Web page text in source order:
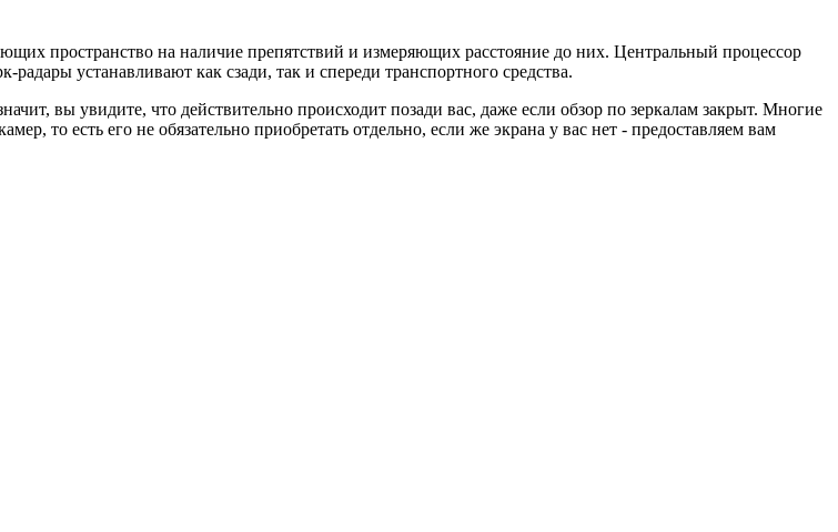
пространство на наличие препятствий и измеряющих расстояние до них. Центральный процессор
устанавливают как сзади, так и спереди транспортного средства.
вы увидите, что действительно происходит позади вас, даже если обзор по зеркалам закрыт. Многие
то есть его не обязательно приобретать отдельно, если же экрана у вас нет - предоставляем вам